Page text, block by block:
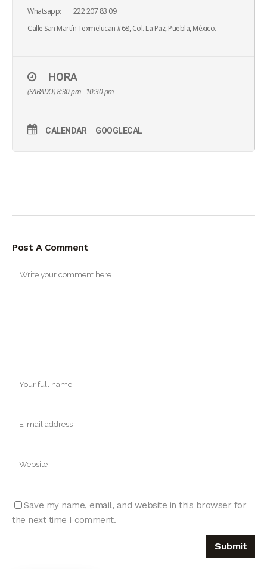
Whatsapp: 222 207 83 09
Calle San Martín Texmelucan #68, Col. La Paz, Puebla, México.
HORA
(SABADO) 8:30 pm - 10:30 pm
CALENDAR GOOGLECAL
Post A Comment
Save my name, email, and website in this browser for
the next time I comment.